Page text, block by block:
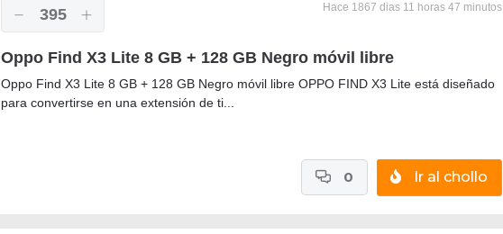
395 Hace 1867 dias 11 horas 47 minutos
Oppo Find X3 Lite 8 GB + 128 GB Negro móvil libre
Oppo Find X3 Lite 8 GB + 128 GB Negro móvil libre OPPO FIND X3 Lite está diseñado
para convertirse en una extensión de ti...
Ir al chollo
0